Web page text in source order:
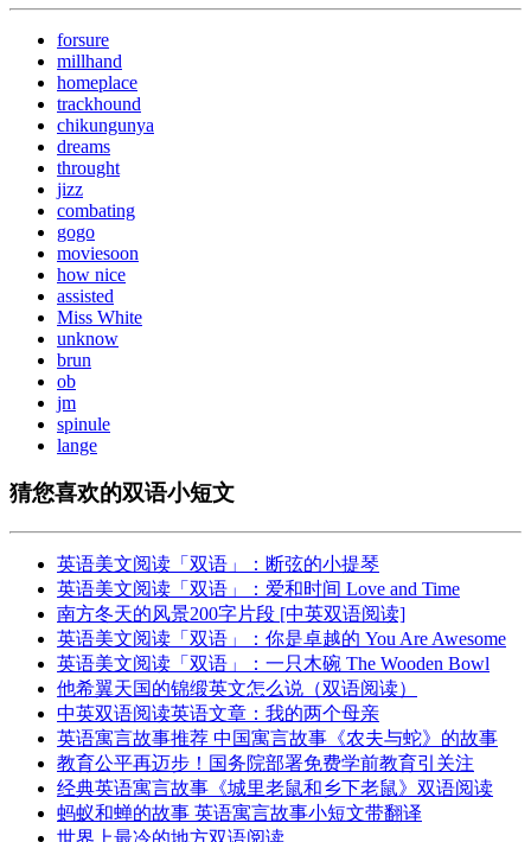
forsure
millhand
homeplace
trackhound
chikungunya
dreams
throught
jizz
combating
gogo
moviesoon
how nice
assisted
Miss White
unknow
brun
ob
jm
spinule
lange
猜您喜欢的双语小短文
英语美文阅读「双语」：断弦的小提琴
英语美文阅读「双语」：爱和时间 Love and Time
南方冬天的风景200字片段 [中英双语阅读]
英语美文阅读「双语」：你是卓越的 You Are Awesome
英语美文阅读「双语」：一只木碗 The Wooden Bowl
他希翼天国的锦缎英文怎么说（双语阅读）
中英双语阅读英语文章：我的两个母亲
英语寓言故事推荐 中国寓言故事《农夫与蛇》的故事
教育公平再迈步！国务院部署免费学前教育引关注
经典英语寓言故事《城里老鼠和乡下老鼠》双语阅读
蚂蚁和蝉的故事 英语寓言故事小短文带翻译
世界上最冷的地方双语阅读